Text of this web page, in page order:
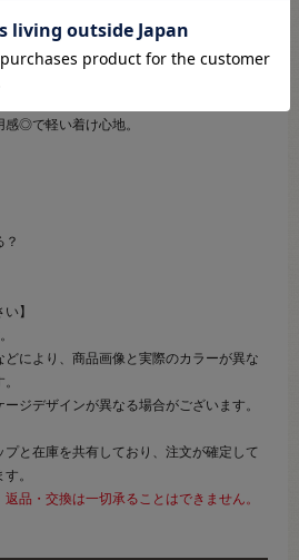
やかに。
◎で軽い着け心地。
？
】
どにより、商品画像と実際のカラーが異な
ジデザインが異なる場合がございます。
プと在庫を共有しており、注文が確定して
。
品・交換は一切承ることはできません。